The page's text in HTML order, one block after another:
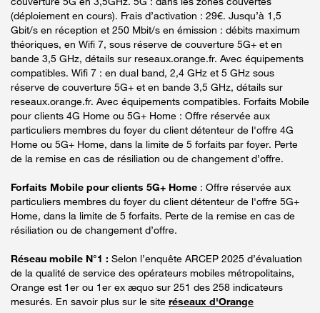
(déploiement en cours). Frais d’activation : 29€. Jusqu’à 1,5
Gbit/s en réception et 250 Mbit/s en émission : débits maximum
théoriques, en Wifi 7, sous réserve de couverture 5G+ et en
bande 3,5 GHz, détails sur reseaux.orange.fr. Avec équipements
compatibles. Wifi 7 : en dual band, 2,4 GHz et 5 GHz sous
réserve de couverture 5G+ et en bande 3,5 GHz, détails sur
reseaux.orange.fr. Avec équipements compatibles. Forfaits Mobile
pour clients 4G Home ou 5G+ Home : Offre réservée aux
particuliers membres du foyer du client détenteur de l'offre 4G
Home ou 5G+ Home, dans la limite de 5 forfaits par foyer. Perte
de la remise en cas de résiliation ou de changement d’offre.
Forfaits Mobile pour clients 5G+ Home : Offre réservée aux
particuliers membres du foyer du client détenteur de l'offre 5G+
Home, dans la limite de 5 forfaits. Perte de la remise en cas de
résiliation ou de changement d’offre.
Réseau mobile N°1 : Selon l’enquête ARCEP 2025 d’évaluation
de la qualité de service des opérateurs mobiles métropolitains,
Orange est 1er ou 1er ex æquo sur 251 des 258 indicateurs
mesurés. En savoir plus sur le site réseaux d'Orange